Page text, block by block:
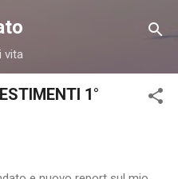
content
vita
1°